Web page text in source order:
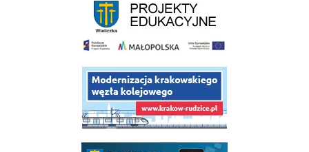
link do opisu projektu budowy linii kolejowej Krakow Rudzice
link do opisu aplikacji - BLISKO, Gmina Wieliczka w aplikacji Blisko